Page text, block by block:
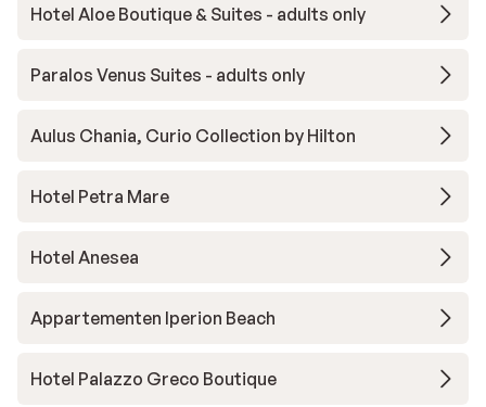
Hotel Aloe Boutique & Suites - adults only
Paralos Venus Suites - adults only
Aulus Chania, Curio Collection by Hilton
Hotel Petra Mare
Hotel Anesea
Appartementen Iperion Beach
Hotel Palazzo Greco Boutique